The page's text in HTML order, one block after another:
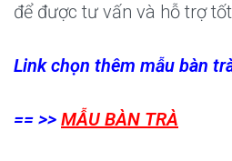
để được tư vấn và hỗ trợ
Link chọn thêm mẫu bàn
== >> MẪU BÀN TRÀ